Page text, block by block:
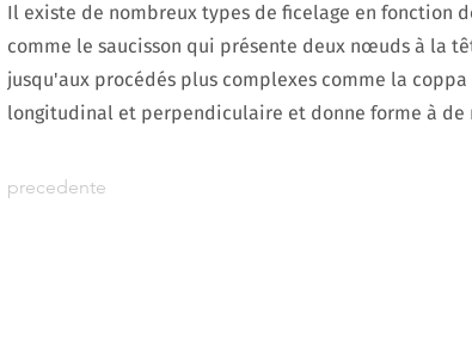
Il existe de nombreux types de ficelage en fonction
comme le saucisson qui présente deux nœuds à la
jusqu'aux procédés plus complexes comme la
longitudinal et perpendiculaire et donne forme à de
precedente